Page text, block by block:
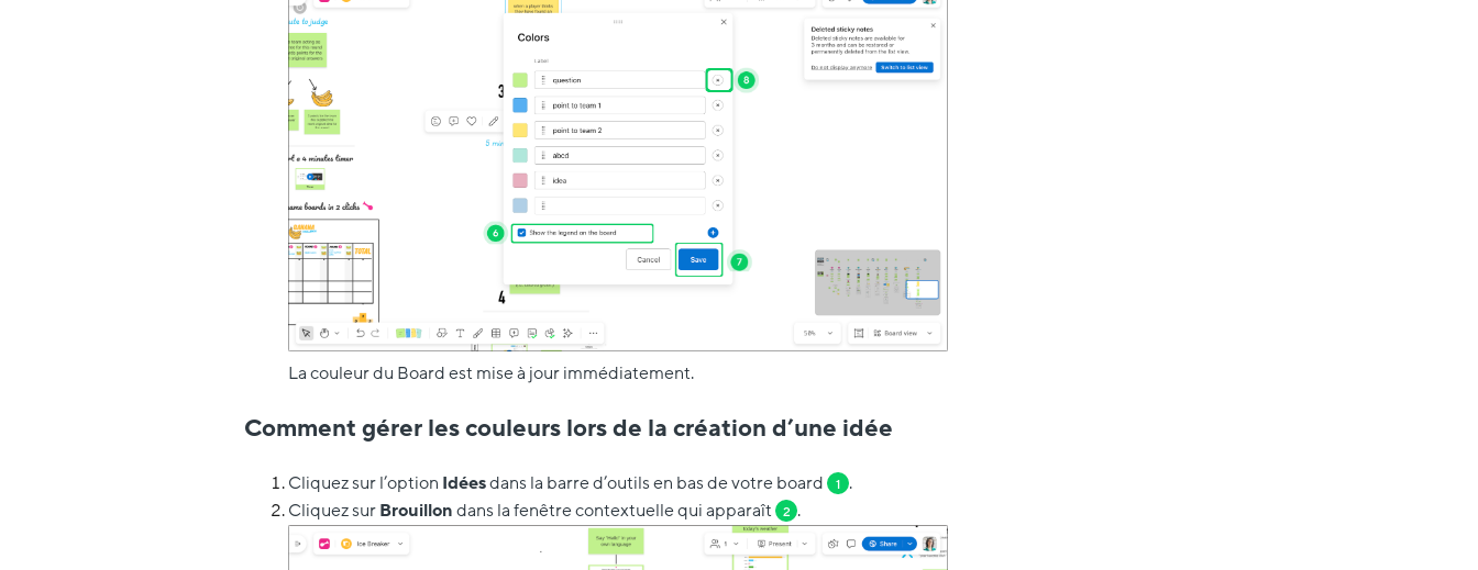
La couleur du Board est mise à jour immédiatement.
Comment gérer les couleurs lors de la création d’une idée
Cliquez sur l’option Idéesdans la barre d’outilsen bas de votre board 1 .
Cliquez surBrouillondans la fenêtre contextuelle qui apparaît 2 .